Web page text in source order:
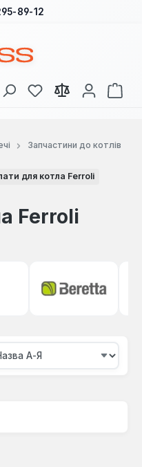
89-12
У вас є 0 у списку
Запчастини до котлів
для котла Ferroli
Ferroli